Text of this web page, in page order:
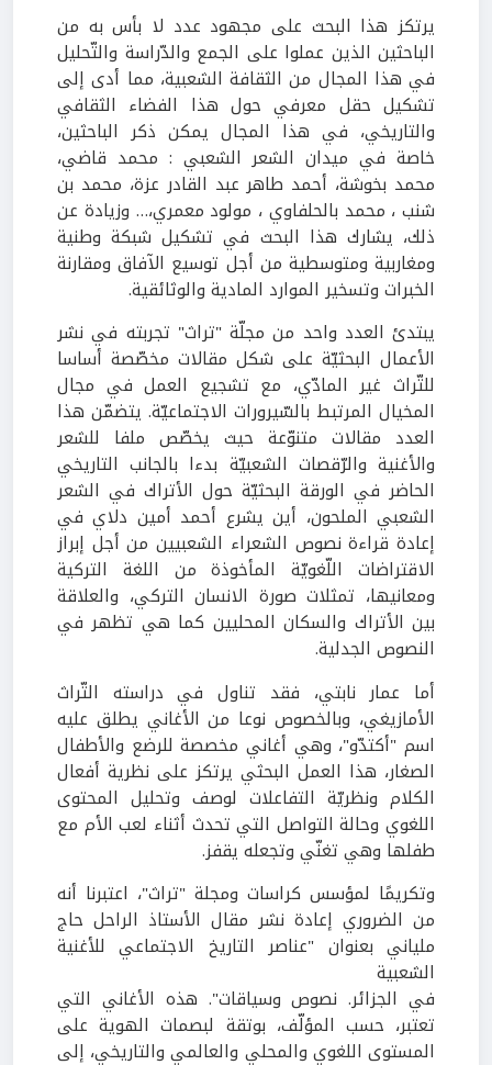
يرتكز هذا البحث على مجهود عدد لا بأس به من
الباحثين الذين عملوا على الجمع والدّراسة والتّحليل
في هذا المجال من الثقافة الشعبية، مما أدى إلى
تشكيل حقل معرفي حول هذا الفضاء الثقافي
والتاريخي، في هذا المجال يمكن ذكر الباحثين،
خاصة في ميدان الشعر الشعبي : محمد قاضي،
محمد بخوشة، أحمد طاهر عبد القادر عزة، محمد بن
شنب ، محمد بالحلفاوي ، مولود معمري،… وزيادة عن
ذلك، يشارك هذا البحث في تشكيل شبكة وطنية
ومغاربية ومتوسطية من أجل توسيع الآفاق ومقارنة
الخبرات وتسخير الموارد المادية والوثائقية.
يبتدئ العدد واحد من مجلّة "تراث" تجربته في نشر
الأعمال البحثيّة على شكل مقالات مخصّصة أساسا
للتّراث غير المادّي، مع تشجيع العمل في مجال
المخيال المرتبط بالسّيرورات الاجتماعيّة. يتضمّن هذا
العدد مقالات متنوّعة حيث يخصّص ملفا للشعر
والأغنية والرّقصات الشعبيّة بدءا بالجانب التاريخي
الحاضر في الورقة البحثيّة حول الأتراك في الشعر
الشعبي الملحون، أين يشرع أحمد أمين دلاي في
إعادة قراءة نصوص الشعراء الشعبيين من أجل إبراز
الاقتراضات اللّغويّة المأخوذة من اللغة التركية
ومعانيها، تمثلات صورة الانسان التركي، والعلاقة
بين الأتراك والسكان المحليين كما هي تظهر في
النصوص الجدلية.
أما عمار نابتي، فقد تناول في دراسته التّراث
الأمازيغي، وبالخصوص نوعا من الأغاني يطلق عليه
اسم "أكتدّو"، وهي أغاني مخصصة للرضع والأطفال
الصغار، هذا العمل البحثي يرتكز على نظرية أفعال
الكلام ونظريّة التفاعلات لوصف وتحليل المحتوى
اللغوي وحالة التواصل التي تحدث أثناء لعب الأم مع
طفلها وهي تغنّي وتجعله يقفز.
وتكريمًا لمؤسس كراسات ومجلة "تراث"، اعتبرنا أنه
من الضروري إعادة نشر مقال الأستاذ الراحل حاج
ملياني بعنوان "عناصر التاريخ الاجتماعي للأغنية
الشعبية
في الجزائر. نصوص وسياقات". هذه الأغاني التي
تعتبر، حسب المؤلّف، بوتقة لبصمات الهوية على
المستوى اللغوي والمحلي والعالمي والتاريخي، إلى